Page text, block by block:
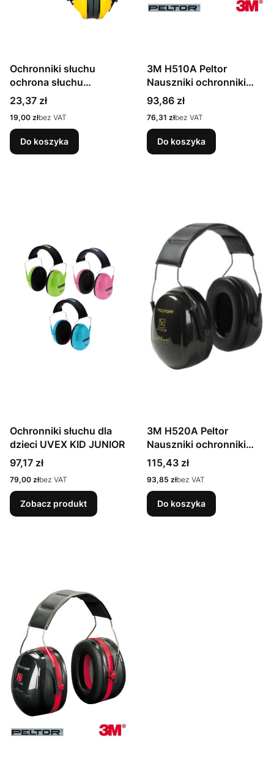
Ochronniki słuchu
ochrona słuchu
nauszniki OSY
Cena
23,37 zł
Cena
19,00 złbez VAT
Do koszyka
3M H510A Peltor
Nauszniki ochronniki
słuchu Optime I na głowę
na pałąku
Cena
93,86 zł
Cena
76,31 złbez VAT
Do koszyka
Ochronniki słuchu dla
dzieci UVEX KID JUNIOR
Cena
97,17 zł
Cena
79,00 złbez VAT
Zobacz produkt
3M H520A Peltor
Nauszniki ochronniki
słuchu Optime II na
głowę na pałąku
Cena
115,43 zł
Cena
93,85 złbez VAT
Do koszyka